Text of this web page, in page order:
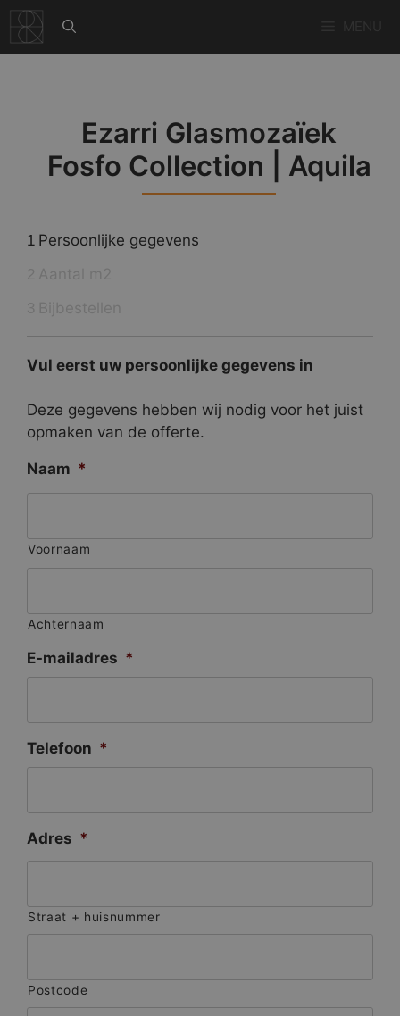
naar
de
Ezarri Glasmozaïek
Fosfo Collection | Aquila
1 Persoonlijke gegevens
Vul eerst uw persoonlijke gegevens in
Deze gegevens hebben wij nodig voor het juist
opmaken van de offerte.
Naam *
Voornaam
Achternaam
E-mailadres *
Telefoon *
Adres *
Straat + huisnummer
Postcode